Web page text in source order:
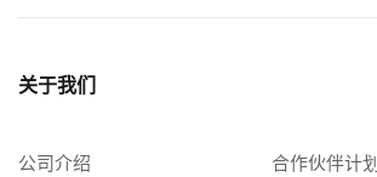
关于我们
公司介绍 合作伙伴计划